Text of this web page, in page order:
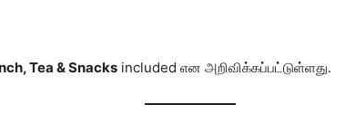
Tea & Snacks included என அறிவிக்கப்பட்டுள்ளது.